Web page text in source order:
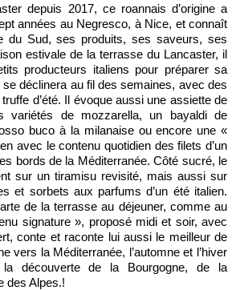
depuis 2017, ce roannais d’origine a
années au Negresco, à Nice, et connaît
du Sud, ses produits, ses saveurs, ses
estivale de la terrasse du Lancaster, il
producteurs italiens pour préparer sa
déclinera au fil des semaines, avec des
d’été. Il évoque aussi une assiette de
variétés de mozzarella, un bayaldi de
buco à la milanaise ou encore une «
avec le contenu quotidien des filets d’un
bords de la Méditerranée. Côté sucré, le
sur un tiramisu revisité, mais aussi sur
et sorbets aux parfums d’un été italien.
de la terrasse au déjeuner, comme au
signature », proposé midi et soir, avec
conte et raconte lui aussi le meilleur de
vers la Méditerranée, l’automne et l’hiver
découverte de la Bourgogne, de la
des Alpes.!